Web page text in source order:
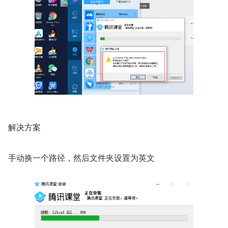
解决方案
手动换一个路径，然后文件夹设置为英文